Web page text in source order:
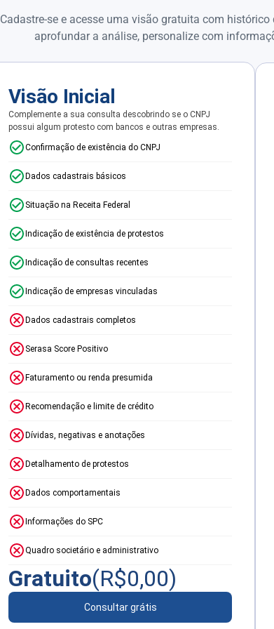
Cadastre-se e acesse uma visão gratuita com
aprofundar a análise, personalize com
Visão Inicial
Complemente a sua consulta descobrindo se o CNPJ
possui algum protesto com bancos e outras empresas.
Confirmação de existência do CNPJ
Dados cadastrais básicos
Situação na Receita Federal
Indicação de existência de protestos
Indicação de consultas recentes
Indicação de empresas vinculadas
Dados cadastrais completos
Serasa Score Positivo
Faturamento ou renda presumida
Recomendação e limite de crédito
Dívidas, negativas e anotações
Detalhamento de protestos
Dados comportamentais
Informações do SPC
Quadro societário e administrativo
Gratuito(R$0,00)
Consultar grátis